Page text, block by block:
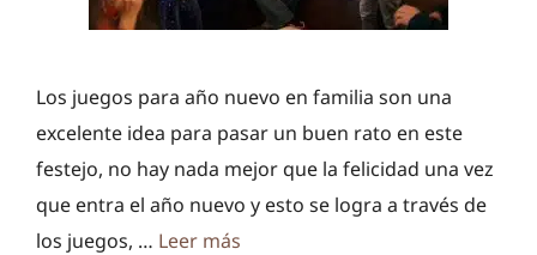
Los juegos para año nuevo en familia son una
excelente idea para pasar un buen rato en este
festejo, no hay nada mejor que la felicidad una vez
que entra el año nuevo y esto se logra a través de
los juegos, … Leer más